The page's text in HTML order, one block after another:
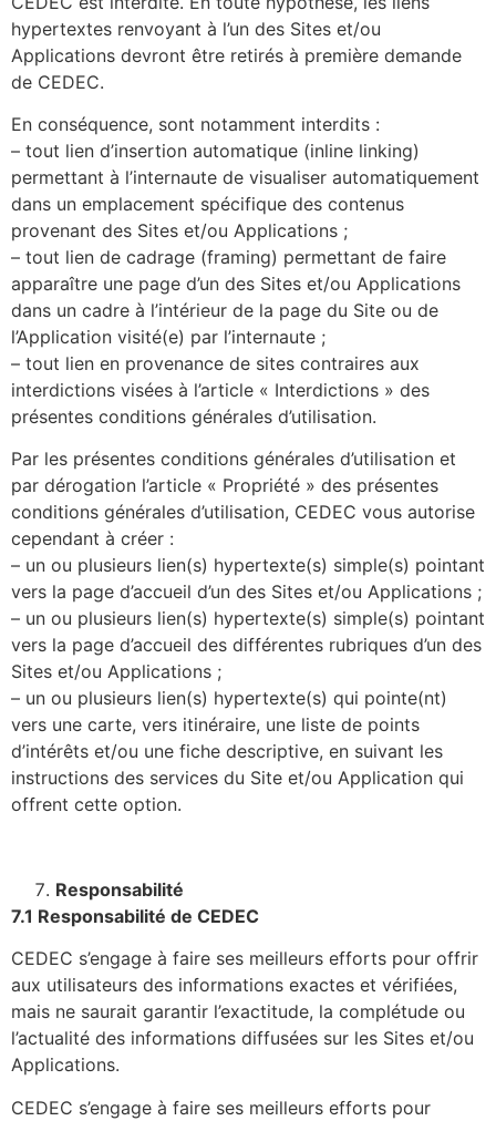
hypertextes renvoyant à l’un des Sites et/ou
Applications devront être retirés à première demande
de CEDEC.
En conséquence, sont notamment interdits :
– tout lien d’insertion automatique (inline linking)
permettant à l’internaute de visualiser automatiquement
dans un emplacement spécifique des contenus
provenant des Sites et/ou Applications ;
– tout lien de cadrage (framing) permettant de faire
apparaître une page d’un des Sites et/ou Applications
dans un cadre à l’intérieur de la page du Site ou de
l’Application visité(e) par l’internaute ;
– tout lien en provenance de sites contraires aux
interdictions visées à l’article « Interdictions » des
présentes conditions générales d’utilisation.
Par les présentes conditions générales d’utilisation et
par dérogation l’article « Propriété » des présentes
conditions générales d’utilisation, CEDEC vous autorise
cependant à créer :
– un ou plusieurs lien(s) hypertexte(s) simple(s) pointant
vers la page d’accueil d’un des Sites et/ou Applications ;
– un ou plusieurs lien(s) hypertexte(s) simple(s) pointant
vers la page d’accueil des différentes rubriques d’un des
Sites et/ou Applications ;
– un ou plusieurs lien(s) hypertexte(s) qui pointe(nt)
vers une carte, vers itinéraire, une liste de points
d’intérêts et/ou une fiche descriptive, en suivant les
instructions des services du Site et/ou Application qui
offrent cette option.
Responsabilité
7.1 Responsabilité de CEDEC
CEDEC s’engage à faire ses meilleurs efforts pour offrir
aux utilisateurs des informations exactes et vérifiées,
mais ne saurait garantir l’exactitude, la complétude ou
l’actualité des informations diffusées sur les Sites et/ou
Applications.
CEDEC s’engage à faire ses meilleurs efforts pour